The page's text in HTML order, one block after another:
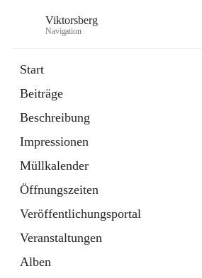
Viktorsberg
Navigation
Start
Beiträge
Beschreibung
Impressionen
Müllkalender
Öffnungszeiten
Veröffentlichungsportal
Veranstaltungen
Alben
1 Schnellzugriff
Bürgerservice
10 Schnellzugriffe